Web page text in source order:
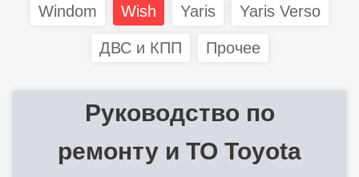
Windom Wish Yaris Yaris Verso
ДВС и КПП Прочее
Руководство по
ремонту и ТО Toyota